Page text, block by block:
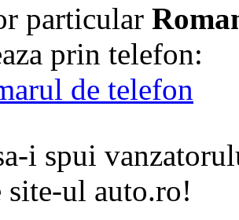
particular
prin telefon:
de telefon
i spui
site-ul auto.ro!